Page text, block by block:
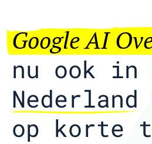
Google AI
nu ook in
Nederland
op korte